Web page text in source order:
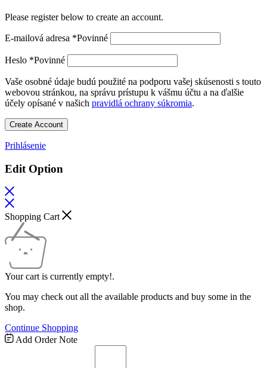
Please register below to create an account.
E-mailová adresa *Povinné
Heslo *Povinné
Vaše osobné údaje budú použité na podporu vašej skúsenosti s touto
webovou stránkou, na správu prístupu k vášmu účtu a na ďalšie
účely opísané v našich pravidlá ochrany súkromia.
Create Account
Prihlásenie
Edit Option
Shopping Cart
Your cart is currently empty!.
You may check out all the available products and buy some in the
shop.
Continue Shopping
Add Order Note